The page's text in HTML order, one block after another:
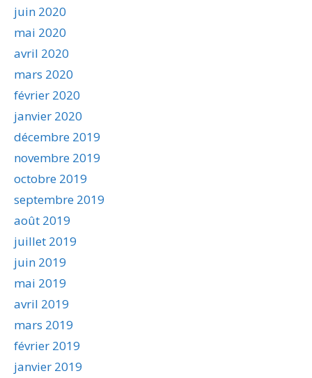
juin 2020
mai 2020
avril 2020
mars 2020
février 2020
janvier 2020
décembre 2019
novembre 2019
octobre 2019
septembre 2019
août 2019
juillet 2019
juin 2019
mai 2019
avril 2019
mars 2019
février 2019
janvier 2019